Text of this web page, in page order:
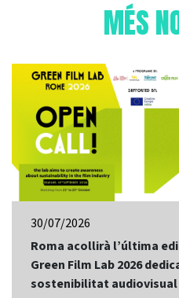
MÉS
30/07/2026
Roma acollirà l’última
Green Film Lab 2026
sostenibilitat audiovisual